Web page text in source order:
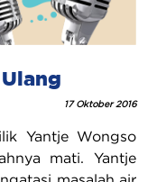
17 Oktober 2016
Yantje Wongso
mati. Yantje